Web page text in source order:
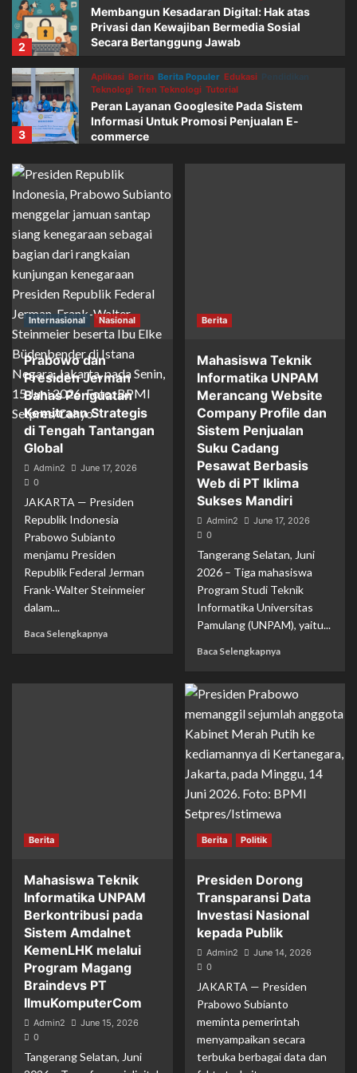
2
Membangun Kesadaran Digital: Hak atas
Privasi dan Kewajiban Bermedia Sosial
Secara Bertanggung Jawab
3
Aplikasi Berita Berita Populer Edukasi
Pendidikan
Teknologi Tren Teknologi Tutorial
Peran Layanan Googlesite Pada Sistem
Informasi Untuk Promosi Penjualan E-
commerce
4
AI & Machine Learning
Pilihan Editor
Menggali Potensi: AI dan Machine
Learning di Era Digital
1
Berita Berita Populer
Sepak Bola
Marcus Rashford Merapat ke Barcelona:
Pinjaman Satu Musim dengan Opsi
Pembelian Tahun 2026
2
Membangun Kesadaran Digital: Hak atas
Privasi dan Kewajiban Bermedia Sosial
Secara Bertanggung Jawab
3
Aplikasi Berita Berita Populer Edukasi Pendidikan
Teknologi Tren Teknologi
Peran Layanan Googlesite Pada Sistem
Informasi Untuk Promosi Penjualan E-
4
AI & Machine Learning Berita Berita Populer
Pilihan Editor
Menggali Potensi: AI dan Machine
Learning di Era Digital
Internasional Nasional
Prabowo dan
Presiden Jerman
Bahas Penguatan
Kemitraan Strategis
di Tengah Tantangan
Global
Admin2
June 17, 2026
0
JAKARTA — Presiden
Republik Indonesia
Prabowo Subianto
menjamu Presiden
Republik Federal Jerman
Frank-Walter Steinmeier
dalam...
Baca Selengkapnya
Berita
Mahasiswa Teknik
Informatika UNPAM
Merancang Website
Company Profile dan
Sistem Penjualan
Suku Cadang
Pesawat Berbasis
Web di PT Iklima
Sukses Mandiri
Admin2
June 17, 2026
0
Tangerang Selatan, Juni
2026 – Tiga mahasiswa
Program Studi Teknik
Informatika Universitas
Pamulang (UNPAM), yaitu...
Baca Selengkapnya
Berita
Mahasiswa Teknik
Informatika UNPAM
Berkontribusi pada
Sistem Amdalnet
KemenLHK melalui
Program Magang
Braindevs PT
IlmuKomputerCom
Admin2
June 15, 2026
0
Tangerang Selatan, Juni
Berita Politik
Presiden Dorong
Transparansi Data
Investasi Nasional
kepada Publik
Admin2
June 14, 2026
0
JAKARTA — Presiden
Prabowo Subianto
meminta pemerintah
menyampaikan secara
terbuka berbagai data dan